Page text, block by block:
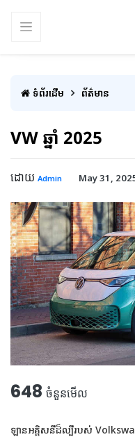
ទំព័រដើម ព័ត៌មាន
VW ឆ្នាំ 2025
ដោយ Admin May 31,
648 ចំនួនមើល
ឡាន​អគ្គិសនី​ដ៏​ល្បី​របស់